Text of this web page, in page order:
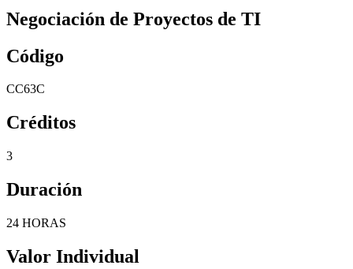
Negociación de Proyectos de TI
Código
CC63C
Créditos
3
Duración
24 HORAS
Valor Individual